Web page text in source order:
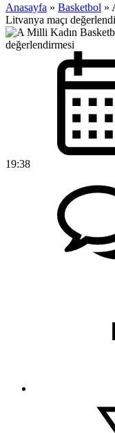
Anasayfa » Basketbol »
Litvanya maçı
19:38